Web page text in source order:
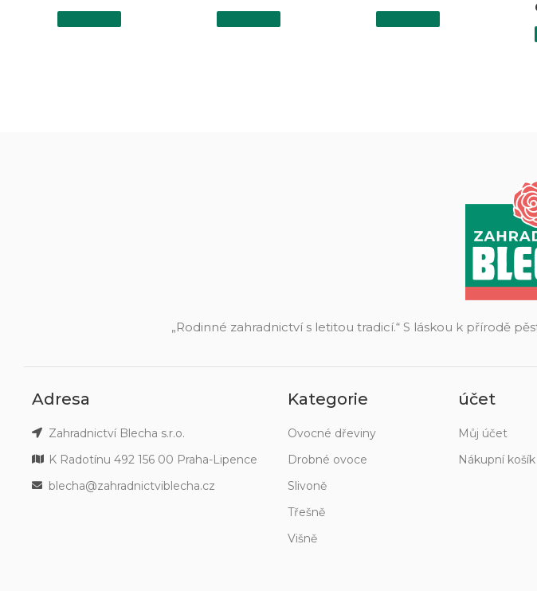
„Rodinné zahradnictví s letitou tradicí.“ S láskou k přírodě
Adresa
Zahradnictví Blecha s.r.o.
K Radotínu 492 156 00 Praha-Lipence
blecha@zahradnictviblecha.cz
Kategorie
Ovocné dřeviny
Drobné ovoce
Slivoně
Třešně
Višně
účet
Můj účet
Nákupní košík